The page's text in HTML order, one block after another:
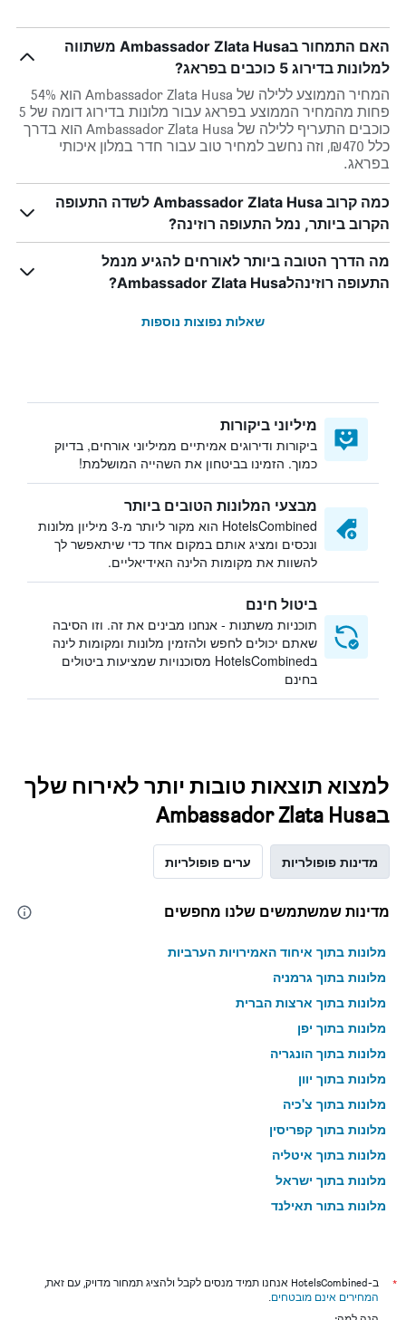
האם התמחור בAmbassador Zlata Husa משתווה
למלונות בדירוג 5 כוכבים בפראג?
המחיר הממוצע ללילה של Ambassador Zlata Husa הוא 54%
פחות מהמחיר הממוצע בפראג עבור מלונות בדירוג דומה של 5
כוכבים התעריף ללילה של Ambassador Zlata Husa הוא בדרך
כלל ₪470, וזה נחשב למחיר טוב עבור חדר במלון איכותי
בפראג.
כמה קרוב Ambassador Zlata Husa לשדה התעופה
הקרוב ביותר, נמל התעופה רוזינה?
מה הדרך הטובה ביותר לאורחים להגיע מנמל
התעופה רוזינהלAmbassador Zlata Husa?
שאלות נפוצות נוספות
מיליוני ביקורות
ביקורות ודירוגים אמיתיים ממיליוני אורחים, בדיוק
כמוך. הזמינו בביטחון את השהייה המושלמת!
מבצעי המלונות הטובים ביותר
HotelsCombined הוא מקור ליותר מ-3 מיליון מלונות
ונכסים ומציג אותם במקום אחד כדי שיתאפשר לך
להשוות את מקומות הלינה האידיאליים.
ביטול חינם
תוכניות משתנות - אנחנו מבינים את זה. וזו הסיבה
שאתם יכולים לחפש ולהזמין מלונות ומקומות לינה
בHotelsCombined מסוכנויות שמציעות ביטולים
בחינם
למצוא תוצאות טובות יותר לאירוח שלך
בAmbassador Zlata Husa
מדינות פופולריות ערים פופולריות
מדינות שמשתמשים שלנו מחפשים
מלונות בתוך איחוד האמירויות הערביות
מלונות בתוך גרמניה
מלונות בתוך ארצות הברית
מלונות בתוך יפן
מלונות בתוך הונגריה
מלונות בתוך יוון
מלונות בתוך צ'כיה
מלונות בתוך קפריסין
מלונות בתוך איטליה
מלונות בתוך ישראל
מלונות בתוך תאילנד
*
ב-HotelsCombined אנחנו תמיד מנסים לקבל ולהציג תמחור מדויק, עם זאת,
המחירים אינם מובטחים.